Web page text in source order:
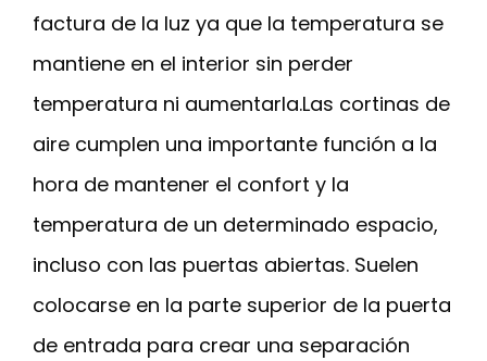
factura de la luz ya que la temperatura se
mantiene en el interior sin perder
temperatura ni aumentarla.Las cortinas de
aire cumplen una importante función a la
hora de mantener el confort y la
temperatura de un determinado espacio,
incluso con las puertas abiertas. Suelen
colocarse en la parte superior de la puerta
de entrada para crear una separación